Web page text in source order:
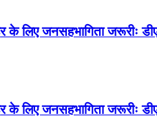
लिए जनसहभागिता जरूरीः
लिए जनसहभागिता जरूरीः